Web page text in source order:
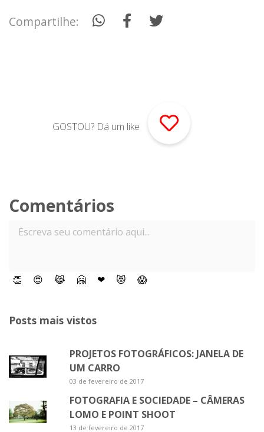
Compartilhe:
GOSTOU? Dá um like
Comentários
👏 😍 😹 🤗 ❤ 😻 😱
Posts mais vistos
PROJETOS FOTOGRÁFICOS: JANELA DE
UM CARRO
03 de fevereiro de 2017
FOTOGRAFIA E SOCIEDADE – CÂMERAS
LOMO E POINT SHOOT
13 de fevereiro de 2017